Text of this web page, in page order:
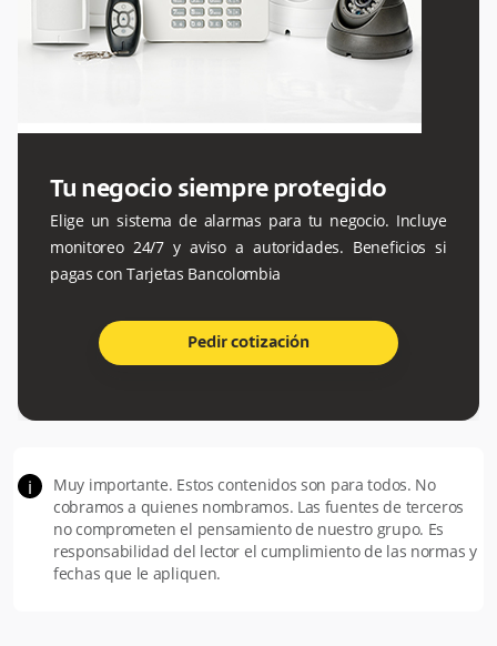
Tu negocio siempre protegido
Elige un sistema de alarmas para tu negocio. Incluye
monitoreo 24/7 y aviso a autoridades. Beneficios si
pagas con Tarjetas Bancolombia
Pedir cotización
i
Muy importante. Estos contenidos son para todos. No
cobramos a quienes nombramos. Las fuentes de terceros
no comprometen el pensamiento de nuestro grupo. Es
responsabilidad del lector el cumplimiento de las normas y
fechas que le apliquen.